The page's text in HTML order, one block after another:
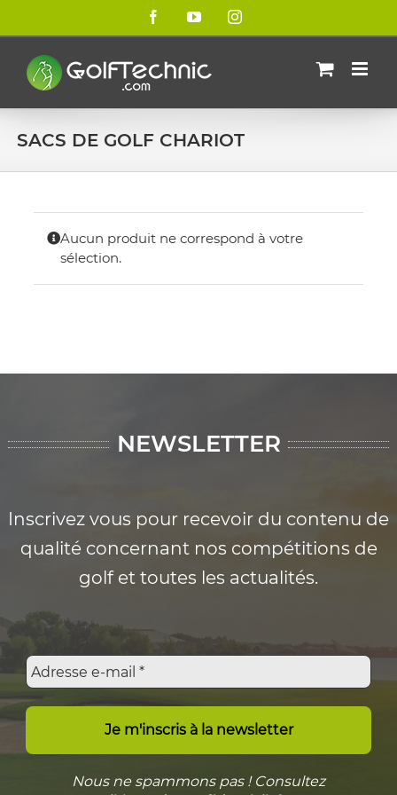
au
contenu
FacebookYouTubeInstagram
SACS DE GOLF CHARIOT
Aucun produit ne correspond à votre
sélection.
NEWSLETTER
Inscrivez vous pour recevoir du contenu de
qualité concernant nos compétitions de
golf et toutes les actualités.
Nous ne spammons pas ! Consultez